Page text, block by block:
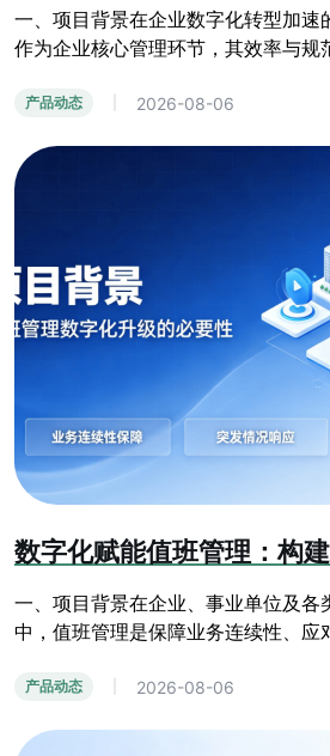
一、项目背景在企业数字化转型加速
作为企业核心管理环节，其效率与规
产品动态 2026-08-06
一、项目背景在企业、事业单位及各
中，值班管理是保障业务连续性、应
产品动态 2026-08-06